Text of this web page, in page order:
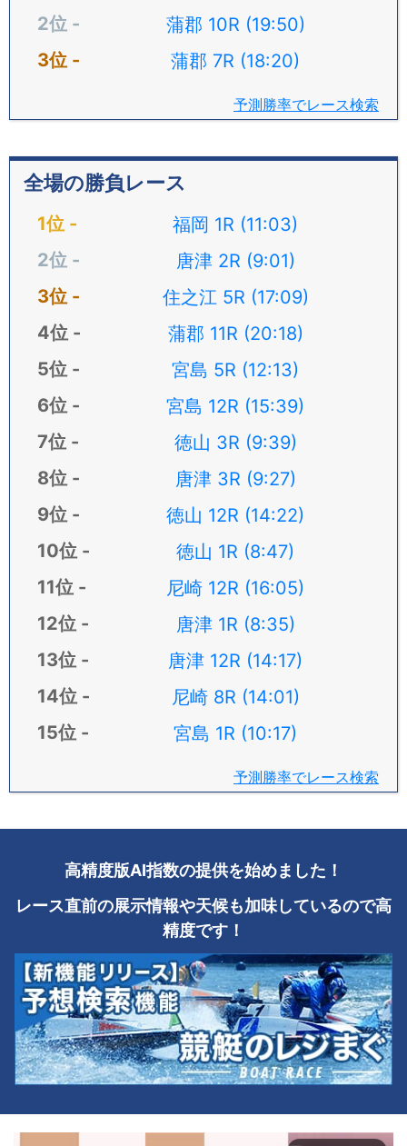
蒲郡 10R (19:50)
蒲郡 7R (18:20)
予測勝率でレース検索
全場の勝負レース
福岡 1R (11:03)
唐津 2R (9:01)
住之江 5R (17:09)
蒲郡 11R (20:18)
宮島 5R (12:13)
宮島 12R (15:39)
徳山 3R (9:39)
唐津 3R (9:27)
徳山 12R (14:22)
徳山 1R (8:47)
尼崎 12R (16:05)
唐津 1R (8:35)
唐津 12R (14:17)
尼崎 8R (14:01)
宮島 1R (10:17)
予測勝率でレース検索
高精度版AI指数の提供を始めました！
レース直前の展示情報や天候も加味しているので高
精度です！